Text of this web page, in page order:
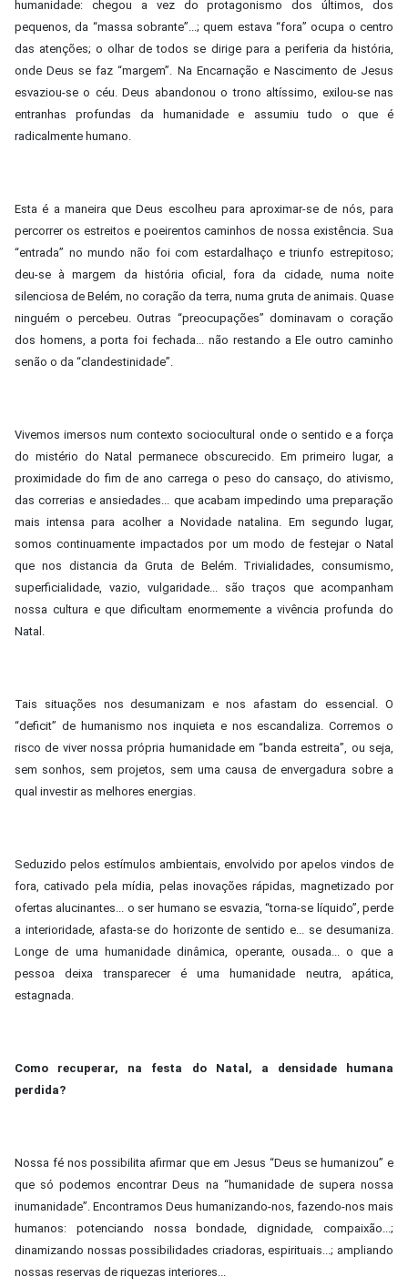
humanidade: chegou a vez do protagonismo dos últimos, dos
pequenos, da “massa sobrante”...; quem estava “fora” ocupa o centro
das atenções; o olhar de todos se dirige para a periferia da história,
onde Deus se faz “margem”. Na Encarnação e Nascimento de Jesus
esvaziou-se o céu. Deus abandonou o trono altíssimo, exilou-se nas
entranhas profundas da humanidade e assumiu tudo o que é
radicalmente humano.
Esta é a maneira que Deus escolheu para aproximar-se de nós, para
percorrer os estreitos e poeirentos caminhos de nossa existência. Sua
“entrada” no mundo não foi com estardalhaço e triunfo estrepitoso;
deu-se à margem da história oficial, fora da cidade, numa noite
silenciosa de Belém, no coração da terra, numa gruta de animais. Quase
ninguém o percebeu. Outras “preocupações” dominavam o coração
dos homens, a porta foi fechada... não restando a Ele outro caminho
senão o da “clandestinidade”.
Vivemos imersos num contexto sociocultural onde o sentido e a força
do mistério do Natal permanece obscurecido. Em primeiro lugar, a
proximidade do fim de ano carrega o peso do cansaço, do ativismo,
das correrias e ansiedades... que acabam impedindo uma preparação
mais intensa para acolher a Novidade natalina. Em segundo lugar,
somos continuamente impactados por um modo de festejar o Natal
que nos distancia da Gruta de Belém. Trivialidades, consumismo,
superficialidade, vazio, vulgaridade... são traços que acompanham
nossa cultura e que dificultam enormemente a vivência profunda do
Natal.
Tais situações nos desumanizam e nos afastam do essencial. O
“deficit” de humanismo nos inquieta e nos escandaliza. Corremos o
risco de viver nossa própria humanidade em “banda estreita”, ou seja,
sem sonhos, sem projetos, sem uma causa de envergadura sobre a
qual investir as melhores energias.
Seduzido pelos estímulos ambientais, envolvido por apelos vindos de
fora, cativado pela mídia, pelas inovações rápidas, magnetizado por
ofertas alucinantes... o ser humano se esvazia, “torna-se líquido”, perde
a interioridade, afasta-se do horizonte de sentido e... se desumaniza.
Longe de uma humanidade dinâmica, operante, ousada... o que a
pessoa deixa transparecer é uma humanidade neutra, apática,
estagnada.
Como recuperar, na festa do Natal, a densidade humana
perdida?
Nossa fé nos possibilita afirmar que em Jesus “Deus se humanizou” e
que só podemos encontrar Deus na “humanidade de supera nossa
inumanidade”. Encontramos Deus humanizando-nos, fazendo-nos mais
humanos: potenciando nossa bondade, dignidade, compaixão...;
dinamizando nossas possibilidades criadoras, espirituais...; ampliando
nossas reservas de riquezas interiores...